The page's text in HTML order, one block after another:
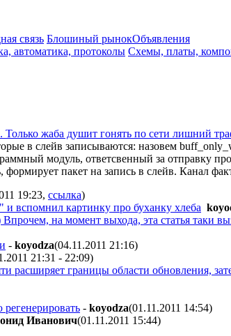
связь Блошиный рынокОбъявления
автоматика, протоколы Схемы, платы,
Только жаба душит гонять по сети лишний
в слейв записываются: назовем
модуль, ответсвенный за отправку
формирует пакет на запись в слейв. Канал
19:23, ссылка)
и вспомнил картинку про буханку хлеба
на момент выхода, эта статья таки
- koyodza(04.11.2011 21:16)
21:31 - 22:09)
границы области обновления,
- koyodza(01.11.2011 14:54)
Ивaнoвич(01.11.2011 15:44)